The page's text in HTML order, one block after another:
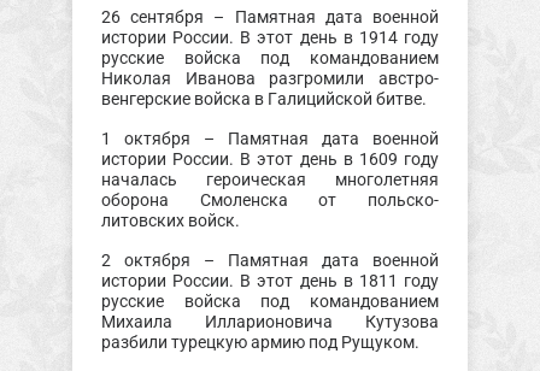
26 сентября – Памятная дата военной
истории России. В этот день в 1914 году
русские войска под командованием
Николая Иванова разгромили австро-
венгерские войска в Галицийской битве.
1 октября – Памятная дата военной
истории России. В этот день в 1609 году
началась героическая многолетняя
оборона Смоленска от польско-
литовских войск.
2 октября – Памятная дата военной
истории России. В этот день в 1811 году
русские войска под командованием
Михаила Илларионовича Кутузова
разбили турецкую армию под Рущуком.